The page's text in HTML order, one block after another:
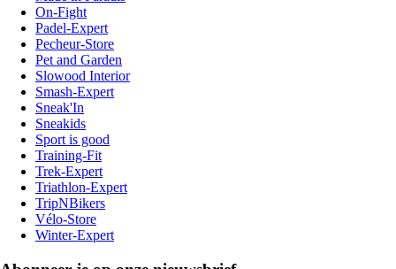
On-Fight
Padel-Expert
Pecheur-Store
Pet and Garden
Slowood Interior
Smash-Expert
Sneak'In
Sneakids
Sport is good
Training-Fit
Trek-Expert
Triathlon-Expert
TripNBikers
Vélo-Store
Winter-Expert